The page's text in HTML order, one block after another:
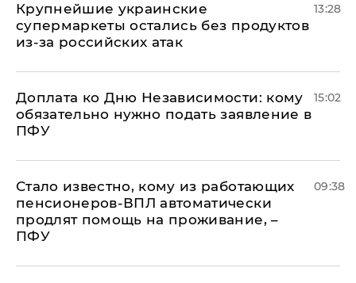
Крупнейшие украинские
супермаркеты остались без продуктов
из-за российских атак
13:28
Доплата ко Дню Независимости: кому
обязательно нужно подать заявление в
ПФУ
15:02
Стало известно, кому из работающих
пенсионеров-ВПЛ автоматически
продлят помощь на проживание, –
ПФУ
09:38